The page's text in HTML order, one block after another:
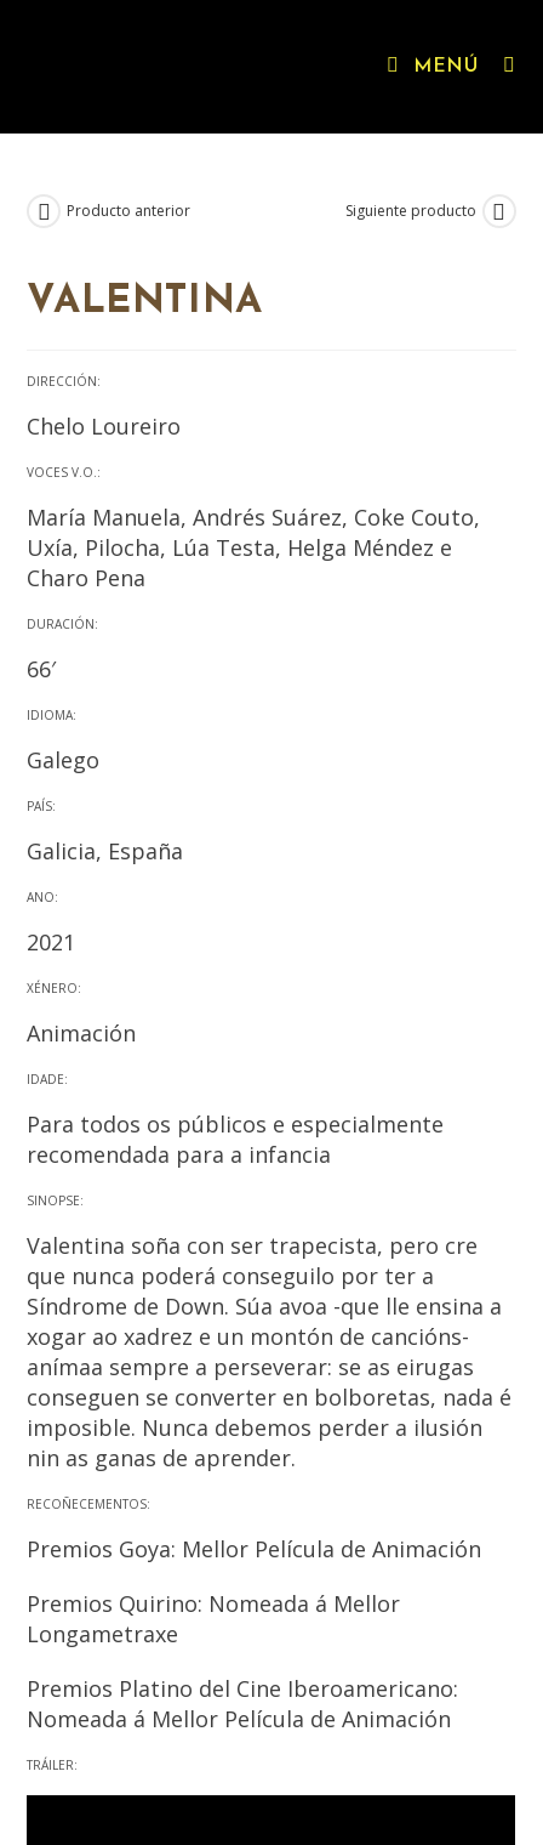
MENÚ
Producto anterior Siguiente producto
VALENTINA
DIRECCIÓN:
Chelo Loureiro
VOCES V.O.:
María Manuela, Andrés Suárez, Coke Couto,
Uxía, Pilocha, Lúa Testa, Helga Méndez e
Charo Pena
DURACIÓN:
66′
IDIOMA:
Galego
PAÍS:
Galicia, España
ANO:
2021
XÉNERO:
Animación
IDADE:
Para todos os públicos e especialmente
recomendada para a infancia
SINOPSE:
Valentina soña con ser trapecista, pero cre
que nunca poderá conseguilo por ter a
Síndrome de Down. Súa avoa -que lle ensina a
xogar ao xadrez e un montón de cancións-
anímaa sempre a perseverar: se as eirugas
conseguen se converter en bolboretas, nada é
imposible. Nunca debemos perder a ilusión
nin as ganas de aprender.
RECOÑECEMENTOS:
Premios Goya: Mellor Película de Animación
Premios Quirino: Nomeada á Mellor
Longametraxe
Premios Platino del Cine Iberoamericano:
Nomeada á Mellor Película de Animación
TRÁILER: